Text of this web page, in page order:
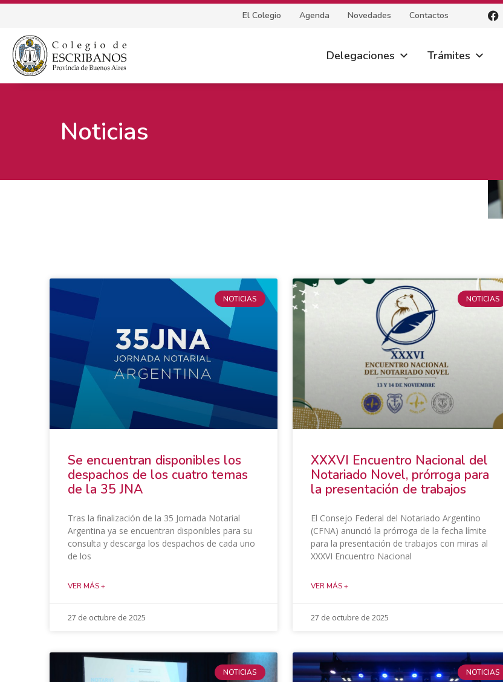
El Colegio Agenda Novedades Contactos
Delegaciones Trámites
Noticias
NOTICIAS
Se encuentran disponibles los
despachos de los cuatro temas
de la 35 JNA
Tras la finalización de la 35 Jornada Notarial
Argentina ya se encuentran disponibles para su
consulta y descarga los despachos de cada uno
de los
VER MÁS +
27 de octubre de 2025
NOTICIAS
XXXVI Encuentro Nacional del
Notariado Novel, prórroga para
la presentación de trabajos
El Consejo Federal del Notariado Argentino
(CFNA) anunció la prórroga de la fecha límite
para la presentación de trabajos con miras al
XXXVI Encuentro Nacional
VER MÁS +
27 de octubre de 2025
NOTICIAS NOTICIAS